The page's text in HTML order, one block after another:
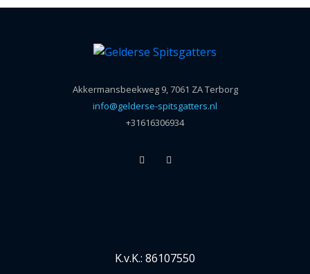
Akkermansbeekweg 9, 7061 ZA Terborg
info@gelderse-spitsgatters.nl
+31616306934
K.v.K.: 86107550